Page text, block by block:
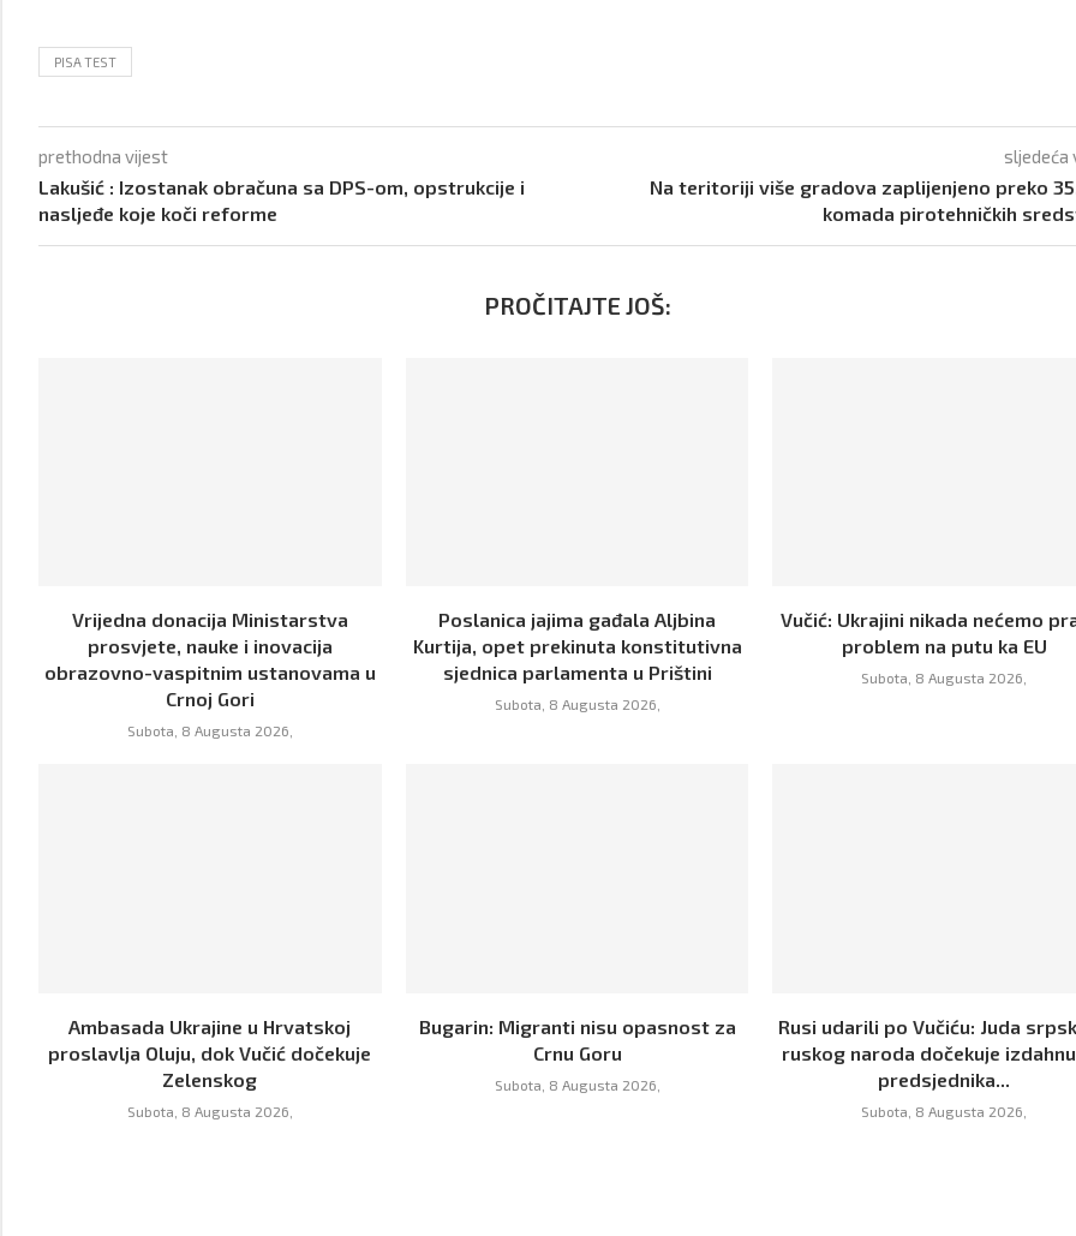
PISA TEST
prethodna vijest
Lakušić : Izostanak obračuna sa DPS-om, opstrukcije i
nasljeđe koje koči reforme
sljedeća
Na teritoriji više gradova zaplijenjeno preko
komada pirotehničkih
PROČITAJTE JOŠ:
Vrijedna donacija Ministarstva
prosvjete, nauke i inovacija
obrazovno-vaspitnim ustanovama u
Crnoj Gori
Subota, 8 Augusta 2026,
Poslanica jajima gađala Aljbina
Kurtija, opet prekinuta konstitutivna
sjednica parlamenta u Prištini
Subota, 8 Augusta 2026,
Vučić: Ukrajini nikada nećemo
problem na putu ka EU
Subota, 8 Augusta 2026,
Ambasada Ukrajine u Hrvatskoj
proslavlja Oluju, dok Vučić dočekuje
Zelenskog
Subota, 8 Augusta 2026,
Bugarin: Migranti nisu opasnost za
Crnu Goru
Subota, 8 Augusta 2026,
Rusi udarili po Vučiću: Juda
ruskog naroda dočekuje
predsjednika...
Subota, 8 Augusta 2026,